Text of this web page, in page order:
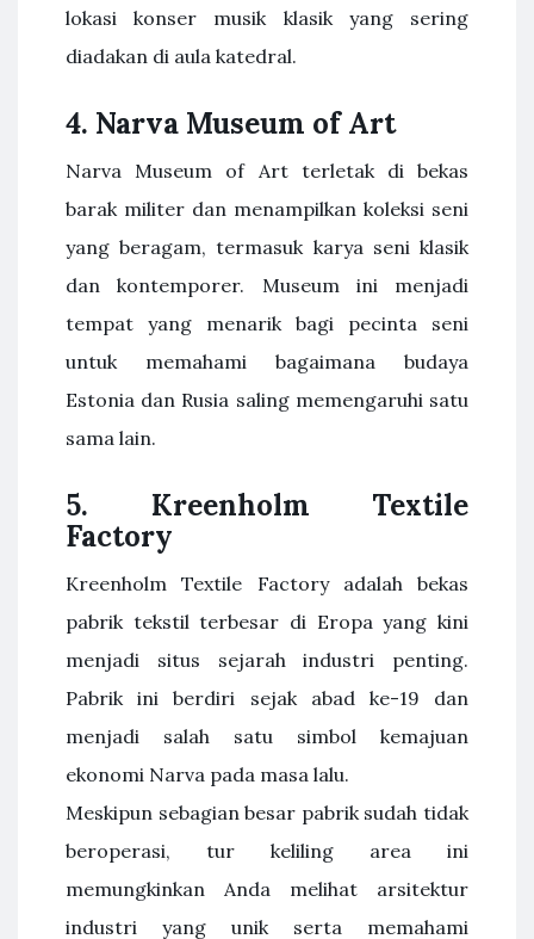
lokasi konser musik klasik yang sering
diadakan di aula katedral.
4. Narva Museum of Art
Narva Museum of Art terletak di bekas
barak militer dan menampilkan koleksi seni
yang beragam, termasuk karya seni klasik
dan kontemporer. Museum ini menjadi
tempat yang menarik bagi pecinta seni
untuk memahami bagaimana budaya
Estonia dan Rusia saling memengaruhi satu
sama lain.
5. Kreenholm Textile
Factory
Kreenholm Textile Factory adalah bekas
pabrik tekstil terbesar di Eropa yang kini
menjadi situs sejarah industri penting.
Pabrik ini berdiri sejak abad ke-19 dan
menjadi salah satu simbol kemajuan
ekonomi Narva pada masa lalu.
Meskipun sebagian besar pabrik sudah tidak
beroperasi, tur keliling area ini
memungkinkan Anda melihat arsitektur
industri yang unik serta memahami